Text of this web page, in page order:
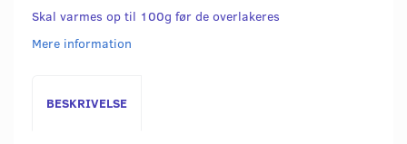
Skal varmes op til 100g før de overlakeres
Mere information
BESKRIVELSE